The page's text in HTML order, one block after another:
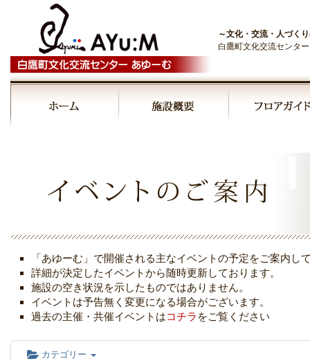
～文化・交流・人づく
白鷹町文化交流センタ
「あゆーむ」で開催される主なイベントの予定をご案内し
詳細が決定したイベントから随時更新しております。
施設の空き状況を示したものではありません。
イベントは予告無く変更になる場合がございます。
過去の主催・共催イベントはコチラ をご覧ください
カテゴリー
04:00
06:00